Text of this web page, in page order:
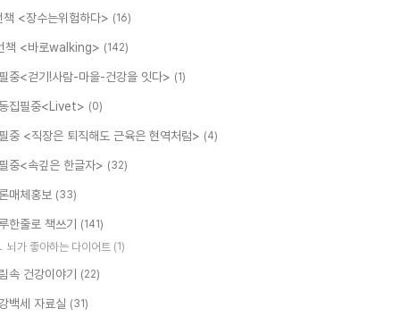
책 <장수는위험하다> (16)
책 <바로walking> (142)
중<걷기!사람-마을-건강을 잇다> (1)
집필중<Livet> (0)
중 <직장은 퇴직해도 근육은 현역처럼> (4)
중<속깊은 한글자> (32)
매체홍보 (33)
한줄로 책쓰기 (141)
뇌가 좋아하는 다이어트 (1)
속 건강이야기 (22)
백세 자료실 (31)